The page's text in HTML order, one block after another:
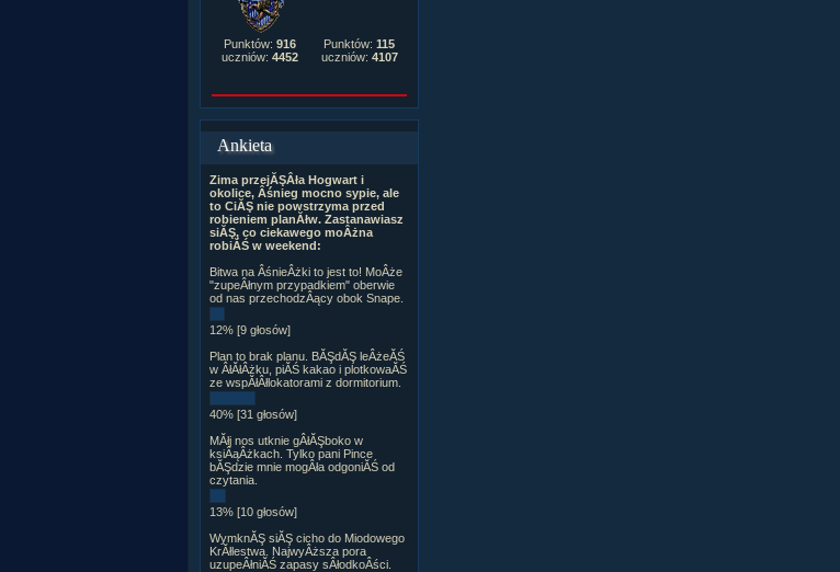
Punktów: 916
uczniów: 4452
Punktów: 115
uczniów: 4107
Ankieta
Zima przejĂŞÂła Hogwart i
okolice, Âśnieg mocno sypie, ale
to CiĂŞ nie powstrzyma przed
robieniem planĂłw. Zastanawiasz
siĂŞ, co ciekawego moÂżna
robiĂŚ w weekend:
Bitwa na ÂśnieÂżki to jest to! MoÂże
"zupeÂłnym przypadkiem" oberwie
od nas przechodzÂący obok Snape.
12% [9 głosów]
Plan to brak planu. BĂŞdĂŞ leÂżeĂŚ
w ÂłĂłÂżku, piĂŚ kakao i plotkowaĂŚ
ze wspĂłÂłlokatorami z dormitorium.
40% [31 głosów]
MĂłj nos utknie gÂłĂŞboko w
ksiÂąÂżkach. Tylko pani Pince
bĂŞdzie mnie mogÂła odgoniĂŚ od
czytania.
13% [10 głosów]
WymknĂŞ siĂŞ cicho do Miodowego
KrĂłlestwa. NajwyÂższa pora
uzupeÂłniĂŚ zapasy sÂłodkoÂści.